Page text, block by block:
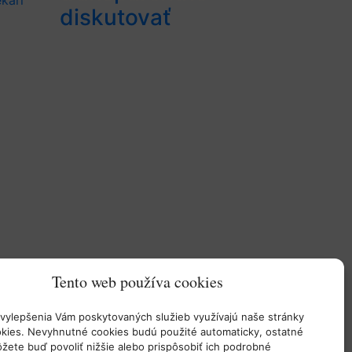
Tento web používa cookies
Vám poskytovaných služieb využívajú naše stránky
Nevyhnutné cookies budú použité automaticky, ostatné
buď povoliť nižšie alebo prispôsobiť ich podrobné
diskutovať
Kontakt
o. z.
Digital Park II, Einsteinova 25